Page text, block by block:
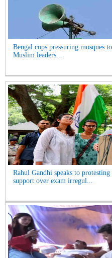
Bengal cops pressuring mosques
Muslim leaders...
Rahul Gandhi speaks to protesting
support over exam irregul...